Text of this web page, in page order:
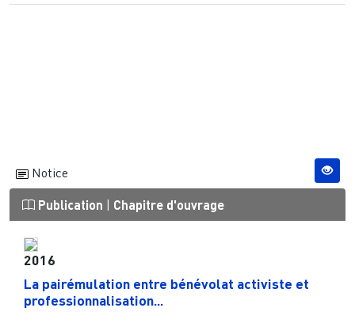
Notice
Publication Chapitre d'ouvrage
2016
La pairémulation entre bénévolat activiste et
professionnalisation...